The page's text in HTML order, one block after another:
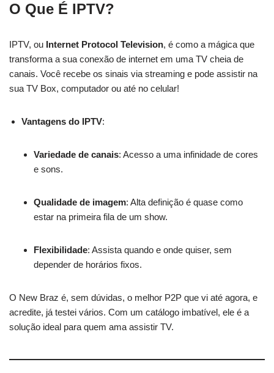
O Que É IPTV?
IPTV, ou Internet Protocol Television, é como a mágica que
transforma a sua conexão de internet em uma TV cheia de
canais. Você recebe os sinais via streaming e pode assistir na
sua TV Box, computador ou até no celular!
Vantagens do IPTV:
Variedade de canais: Acesso a uma infinidade de cores
e sons.
Qualidade de imagem: Alta definição é quase como
estar na primeira fila de um show.
Flexibilidade: Assista quando e onde quiser, sem
depender de horários fixos.
O New Braz é, sem dúvidas, o melhor P2P que vi até agora, e
acredite, já testei vários. Com um catálogo imbatível, ele é a
solução ideal para quem ama assistir TV.